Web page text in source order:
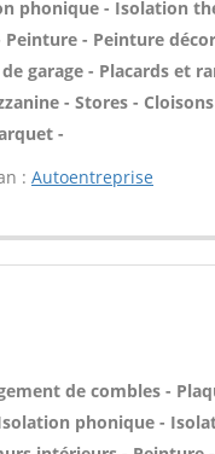
phonique - Isolation
- Peinture
garage - Placards et
- Stores -
-
: Autoentreprise
de combles -
phonique -